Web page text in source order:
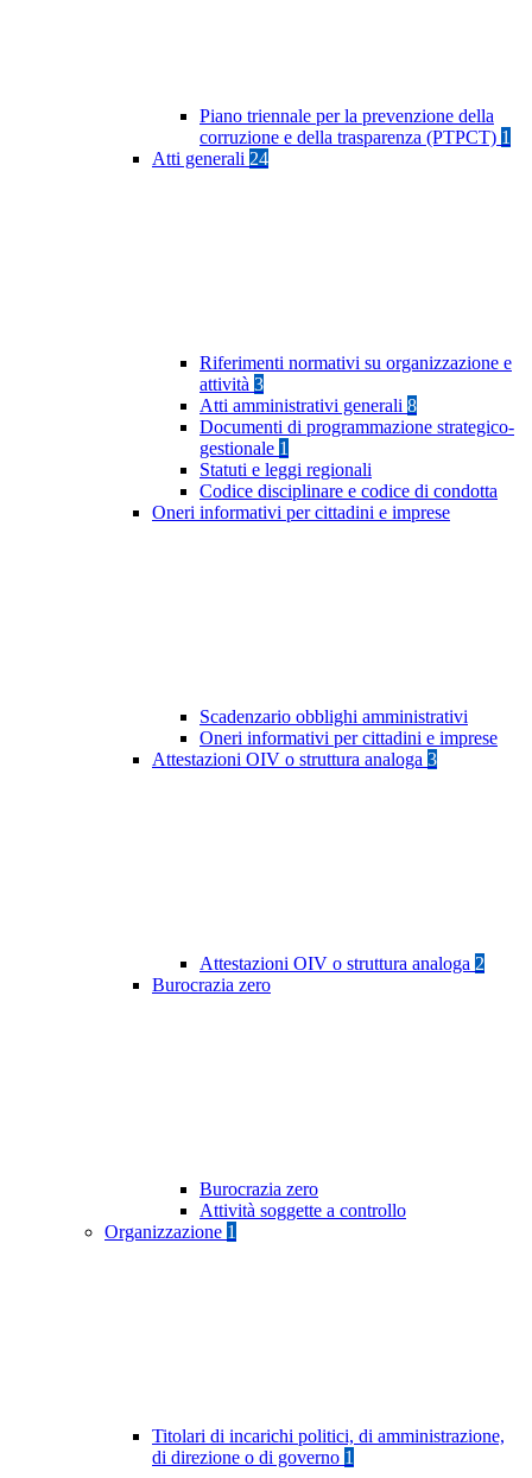
Piano triennale per la prevenzione della
corruzione e della trasparenza (PTPCT) 1
Atti generali 24
Riferimenti normativi su organizzazione e
attività 3
Atti amministrativi generali 8
Documenti di programmazione strategico-
gestionale 1
Statuti e leggi regionali
Codice disciplinare e codice di condotta
Oneri informativi per cittadini e imprese
Scadenzario obblighi amministrativi
Oneri informativi per cittadini e imprese
Attestazioni OIV o struttura analoga 3
Attestazioni OIV o struttura analoga 2
Burocrazia zero
Burocrazia zero
Attività soggette a controllo
Organizzazione 1
Titolari di incarichi politici, di amministrazione,
di direzione o di governo 1